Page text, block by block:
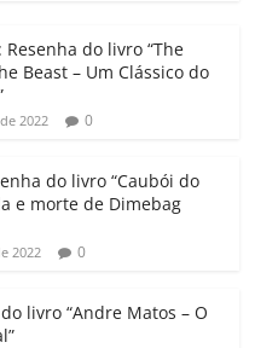
gl
e
Cl
a
ss
ro
o
p
y
Li
k
m
p
h
ar
do livro “The
Beast – Um Clássico do
2022 0
do livro “Caubói do
e morte de Dimebag
2022 0
livro “Andre Matos – O